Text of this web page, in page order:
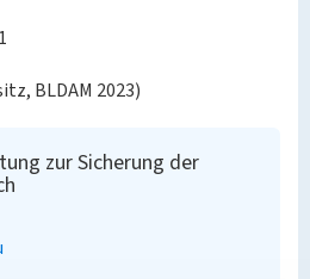
BLDAM 2023)
zur Sicherung der